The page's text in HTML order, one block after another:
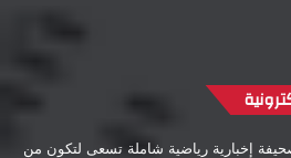
إخبارية رياضية شاملة تسعى لتكون من